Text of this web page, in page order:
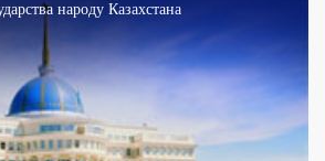
народу Казахстана